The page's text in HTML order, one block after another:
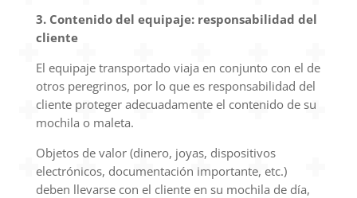
3. Contenido del equipaje: responsabilidad del
cliente
El equipaje transportado viaja en conjunto con el de
otros peregrinos, por lo que es responsabilidad del
cliente proteger adecuadamente el contenido de su
mochila o maleta.
Objetos de valor (dinero, joyas, dispositivos
electrónicos, documentación importante, etc.)
deben llevarse con el cliente en su mochila de día,